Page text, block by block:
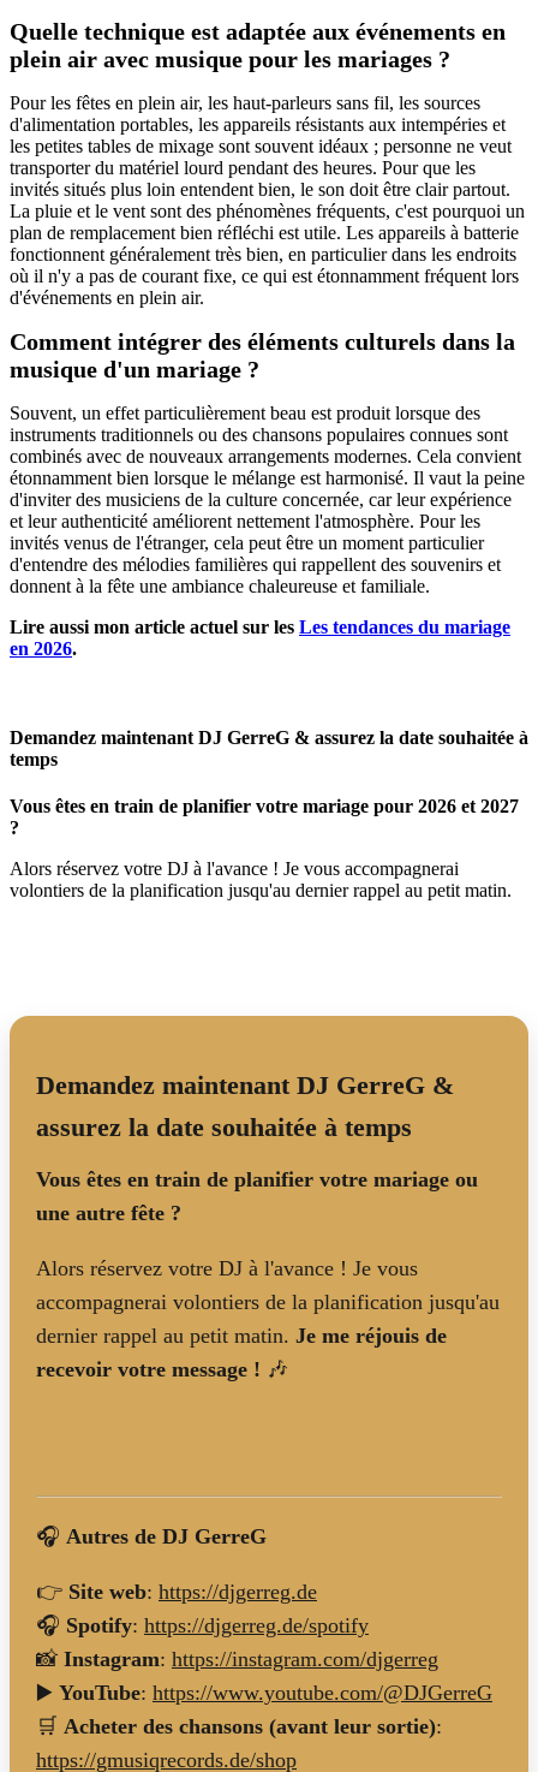
Quelle technique est adaptée aux événements en
plein air avec musique pour les mariages ?
Pour les fêtes en plein air, les haut-parleurs sans fil, les sources
d'alimentation portables, les appareils résistants aux intempéries et
les petites tables de mixage sont souvent idéaux ; personne ne veut
transporter du matériel lourd pendant des heures. Pour que les
invités situés plus loin entendent bien, le son doit être clair partout.
La pluie et le vent sont des phénomènes fréquents, c'est pourquoi un
plan de remplacement bien réfléchi est utile. Les appareils à batterie
fonctionnent généralement très bien, en particulier dans les endroits
où il n'y a pas de courant fixe, ce qui est étonnamment fréquent lors
d'événements en plein air.
Comment intégrer des éléments culturels dans la
musique d'un mariage ?
Souvent, un effet particulièrement beau est produit lorsque des
instruments traditionnels ou des chansons populaires connues sont
combinés avec de nouveaux arrangements modernes. Cela convient
étonnamment bien lorsque le mélange est harmonisé. Il vaut la peine
d'inviter des musiciens de la culture concernée, car leur expérience
et leur authenticité améliorent nettement l'atmosphère. Pour les
invités venus de l'étranger, cela peut être un moment particulier
d'entendre des mélodies familières qui rappellent des souvenirs et
donnent à la fête une ambiance chaleureuse et familiale.
Lire aussi mon article actuel sur les Les tendances du mariage
en 2026.
Demandez maintenant DJ GerreG & assurez la date souhaitée à
temps
Vous êtes en train de planifier votre mariage pour 2026 et 2027
?
Alors réservez votre DJ à l'avance ! Je vous accompagnerai
volontiers de la planification jusqu'au dernier rappel au petit matin.
Demandez maintenant DJ GerreG &
assurez la date souhaitée à temps
Vous êtes en train de planifier votre mariage ou
une autre fête ?
Alors réservez votre DJ à l'avance ! Je vous
accompagnerai volontiers de la planification jusqu'au
dernier rappel au petit matin. Je me réjouis de
recevoir votre message ! 🎶
🎧 Autres de DJ GerreG
👉 Site web: https://djgerreg.de
🎧 Spotify: https://djgerreg.de/spotify
📸 Instagram: https://instagram.com/djgerreg
▶️ YouTube: https://www.youtube.com/@DJGerreG
🛒 Acheter des chansons (avant leur sortie):
https://gmusiqrecords.de/shop